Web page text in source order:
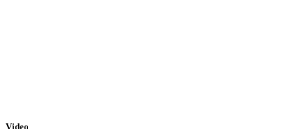
Video